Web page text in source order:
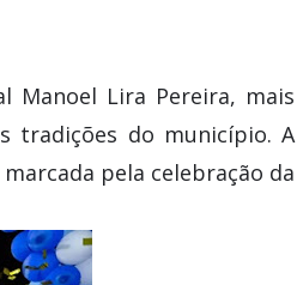
Manoel Lira Pereira, mais
tradições do município. A
pela celebração da